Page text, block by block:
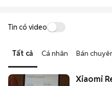
bảo máy hoạt động ổn định.
Tiết kiệm thời gian: Quy
bước chờ đợi vận chuyển
kiểm tra xong.
Tin có video
Tất cả Cá nhân Bán
Xiaomi